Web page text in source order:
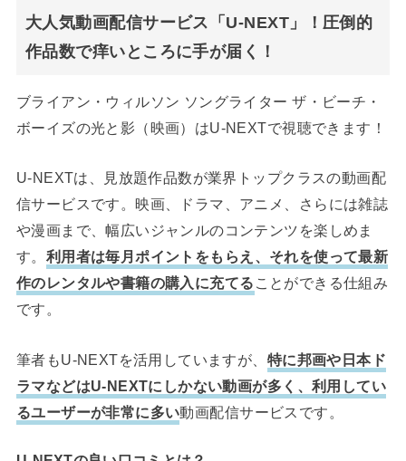
大人気動画配信サービス「U-NEXT」！圧倒的
作品数で痒いところに手が届く！
ブライアン・ウィルソン ソングライター ザ・ビーチ・
ボーイズの光と影（映画）はU-NEXTで視聴できます！
U-NEXTは、見放題作品数が業界トップクラスの動画配
信サービスです。映画、ドラマ、アニメ、さらには雑誌
や漫画まで、幅広いジャンルのコンテンツを楽しめま
す。 利用者は毎月ポイントをもらえ、それを使って最新
作のレンタルや書籍の購入に充てる ことができる仕組み
です。
筆者もU-NEXTを活用していますが、 特に邦画や日本ド
ラマなどはU-NEXTにしかない動画が多く、利用してい
るユーザーが非常に多い動画配信サービスです。